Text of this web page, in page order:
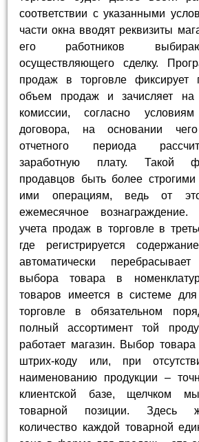
соответствии с указанными
части окна вводят реквизиты
его работников
осуществляющего сделку.
продаж в торговле фиксирует
объем продаж и зачисляет на
комиссии, согласно
договора, на основании
отчетного периода
заработную плату. Такой
продавцов быть более
ими операциям, ведь от
ежемесячное
учета продаж в торговле в
где регистрируется
автоматически
выбора товара в
товаров имеется в системе
торговле в обязательном
полный ассортимент той
работает магазин. Выбор
штрих-коду или, при
наименованию продукции –
клиентской базе, щелчком
товарной позиции. Здесь
количество каждой товарной